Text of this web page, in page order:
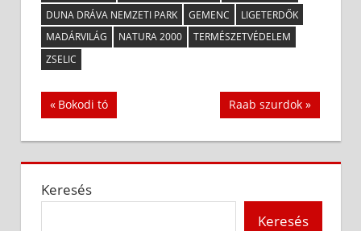
DUNA DRÁVA NEMZETI PARK
GEMENC
LIGETERDŐK
MADÁRVILÁG
NATURA 2000
TERMÉSZETVÉDELEM
ZSELIC
Bejegyzés
navigáció
Previous
Post:
Bokodi tó
Next
Post:
Raab szurdok
Keresés
Keresés